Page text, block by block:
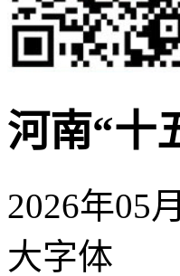
河南“十
2026年05
大字体